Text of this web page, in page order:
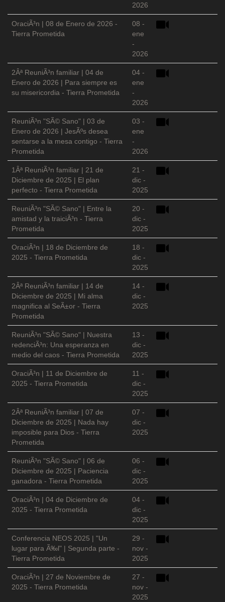
2026
OraciÃ³n | 08 de Enero de 2026 -
Tierra Prometida
08 -
ene
-
2026
2Âª ReuniÃ³n familiar | 04 de
Enero de 2026 | Para siempre es
su misericordia - Tierra Prometida
04 -
ene
-
2026
ReuniÃ³n "SÃ© Sano" | 03 de
Enero de 2026 | JesÃºs desea
sentarse a la mesa contigo - Tierra
Prometida
03 -
ene
-
2026
1Âª ReuniÃ³n familiar | 21 de
Diciembre de 2025 | El plan
perfecto - Tierra Prometida
21 -
dic -
2025
ReuniÃ³n "SÃ© Sano" | Entre la
amistad y la traiciÃ³n - Tierra
Prometida
20 -
dic -
2025
OraciÃ³n | 18 de Diciembre de
2025 - Tierra Prometida
18 -
dic -
2025
2Âª ReuniÃ³n familiar | 14 de
Diciembre de 2025 | Mi alma
magnifica al SeÃ±or - Tierra
Prometida
14 -
dic -
2025
ReuniÃ³n "SÃ© Sano" | Nuestra
redenciÃ³n: Una esperanza en
medio del caos - Tierra Prometida
13 -
dic -
2025
OraciÃ³n | 11 de Diciembre de
2025 - Tierra Prometida
11 -
dic -
2025
2Âª ReuniÃ³n familiar | 07 de
Diciembre de 2025 | Nada hay
imposible para Dios - Tierra
Prometida
07 -
dic -
2025
ReuniÃ³n "SÃ© Sano" | 06 de
Diciembre de 2025 | Paciencia
ganadora - Tierra Prometida
06 -
dic -
2025
OraciÃ³n | 04 de Diciembre de
2025 - Tierra Prometida
04 -
dic -
2025
Conferencia NEOS 2025 | "Un
lugar para Ã‰l" | Segunda parte -
Tierra Prometida
29 -
nov -
2025
OraciÃ³n | 27 de Noviembre de
2025 - Tierra Prometida
27 -
nov -
2025